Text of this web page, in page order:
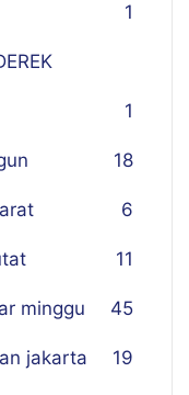
1
1
18
6
11
minggu 45
jakarta 19